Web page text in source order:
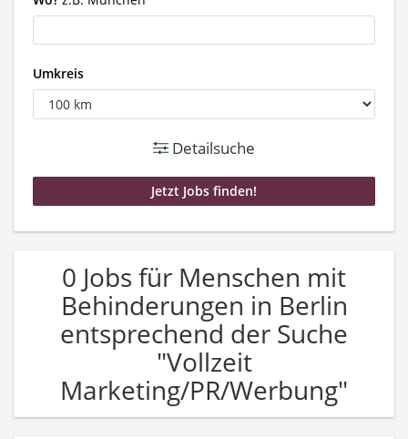
Umkreis
Detailsuche
0 Jobs für Menschen mit
Behinderungen in Berlin
entsprechend der Suche
"Vollzeit
Marketing/PR/Werbung"